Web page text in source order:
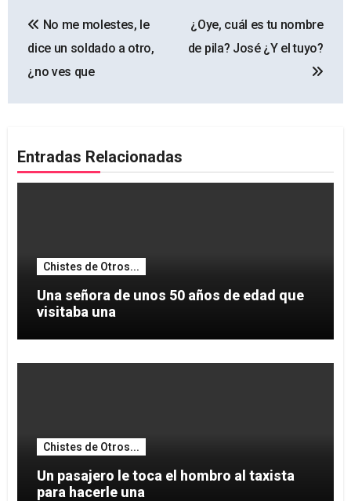
de
entradas
No me molestes, le
dice un soldado a otro,
¿no ves que
¿Oye, cuál es tu nombre
de pila? José ¿Y el tuyo?
Entradas Relacionadas
Chistes de Otros...
Una señora de unos 50 años de edad que
visitaba una
Chistes de Otros...
Un pasajero le toca el hombro al taxista
para hacerle una